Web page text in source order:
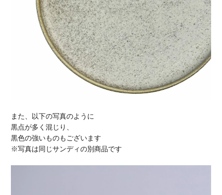
また、以下の写真のように
黒点が多く混じり、
黒色の強いものもございます
※写真は同じサンディの別商品です